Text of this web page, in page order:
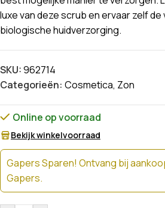
luxe van deze scrub en ervaar zelf de
biologische huidverzorging.
SKU:962714
Categorieën: Cosmetica, Zon
Online op voorraad
Bekijk winkelvoorraad
Gapers Sparen! Ontvang bij
Gapers.